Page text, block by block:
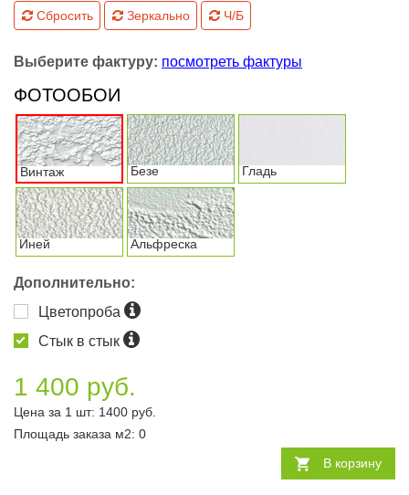
Сбросить Зеркально Ч/Б
Выберите фактуру: посмотреть фактуры
ФОТООБОИ
Винтаж Безе Гладь
Иней Альфреска
Дополнительно:
Цветопроба
Стык в стык
1 400 руб.
Цена за 1 шт: 1400 руб.
Площадь заказа м2: 0
В корзину